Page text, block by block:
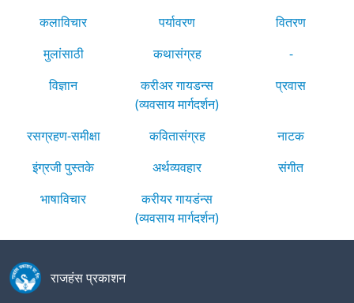
कलाविचार
पर्यावरण
वितरण
मुलांसाठी
कथासंग्रह
-
विज्ञान
करीअर गायडन्स
(व्यवसाय मार्गदर्शन)
प्रवास
रसग्रहण-समीक्षा कवितासंग्रह
नाटक
इंग्रजी पुस्तके
अर्थव्यवहार
संगीत
भाषाविचार
करीयर गायडंन्स
(व्यवसाय मार्गदर्शन)
राजहंस प्रकाशन